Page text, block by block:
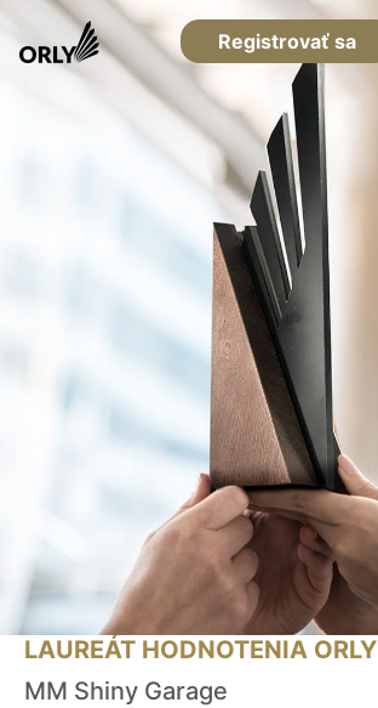
Registrovať sa
LAUREÁT HODNOTENIA ORLY
MM Shiny Garage